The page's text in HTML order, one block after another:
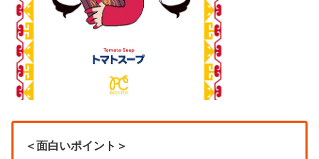
＜面白いポイント＞